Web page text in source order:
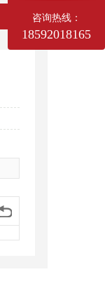
搜索咨询热线：
18592018165